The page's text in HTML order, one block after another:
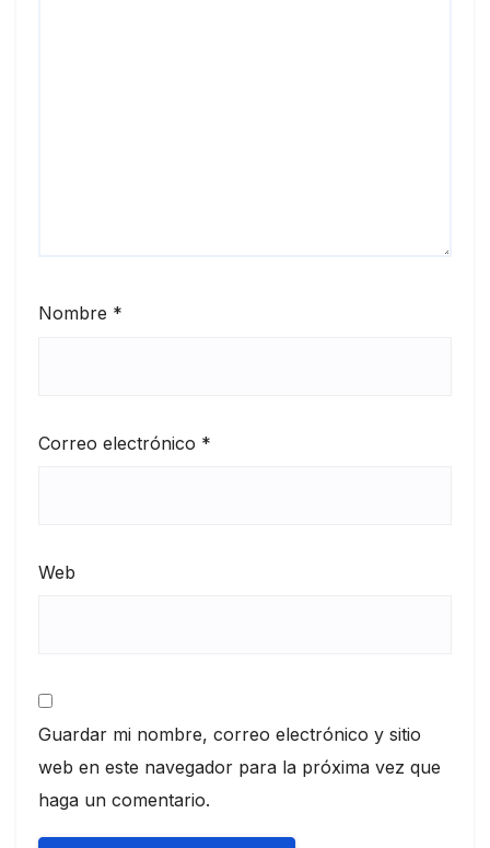
Nombre *
Correo electrónico *
Web
Guardar mi nombre, correo electrónico y sitio
web en este navegador para la próxima vez que
haga un comentario.